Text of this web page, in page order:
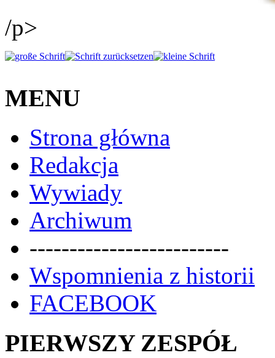
/p>
MENU
Strona główna
Redakcja
Wywiady
Archiwum
-------------------------
Wspomnienia z historii
FACEBOOK
PIERWSZY ZESPÓŁ